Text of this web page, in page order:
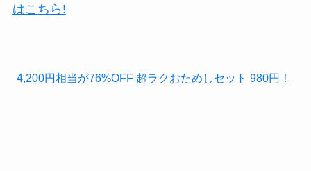
はこちら!
4,200円相当が76%OFF 超ラクおためしセット 980円！